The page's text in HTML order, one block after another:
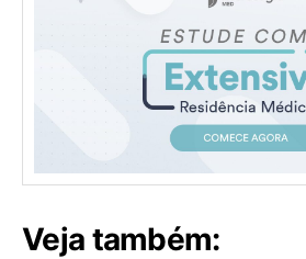
Veja também: